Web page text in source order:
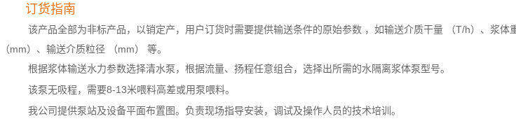
订货指南
该产品全部为非标产品，以销定产，用户订货时需要提供输送条件的原始参数 ，如输送介质干量 （T/h）、浆体
（mm）、输送介质粒径 （mm） 等。
根据浆体输送水力参数选择清水泵，根据流量、扬程任意组合，选择出所需的水隔离浆体泵型号。
该泵无吸程，需要8-13米喂料高差或用泵喂料。
我公司提供泵站及设备平面布置图。负责现场指导安装，调试及操作人员的技术培训。